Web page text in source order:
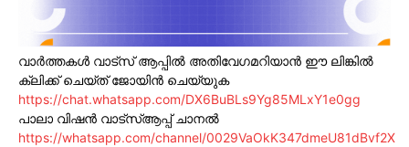
വാർത്തകൾ വാട്സ് ആപ്പിൽ അതിവേഗമറിയാൻ ഈ ലിങ്കിൽ
ക്ലിക്ക് ചെയ്ത് ജോയിൻ ചെയ്യുക
https://chat.whatsapp.com/DX6BuBLs9Yg85MLxY1e0gg
പാലാ വിഷൻ വാട്സ്ആപ്പ് ചാനൽ
https://whatsapp.com/channel/0029VaOkK347dmeU81dBvf2X